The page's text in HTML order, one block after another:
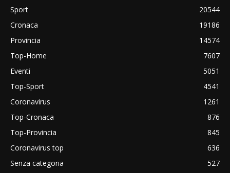
Sport
20544
Cronaca
19186
Provincia
14574
Top-Home
7607
Eventi
5051
Top-Sport
4541
Coronavirus
1261
Top-Cronaca
876
Top-Provincia
845
Coronavirus top
636
Senza categoria
527